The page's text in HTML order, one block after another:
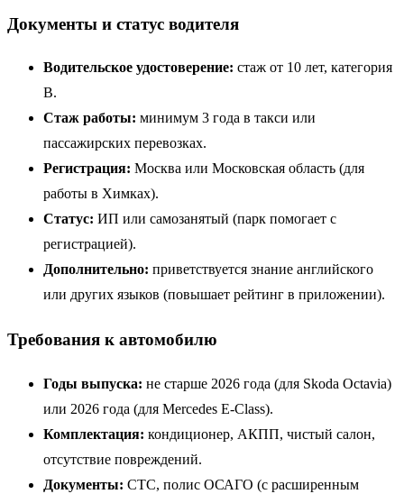
Документы и статус водителя
Водительское удостоверение: стаж от 10 лет, категория
B.
Стаж работы: минимум 3 года в такси или
пассажирских перевозках.
Регистрация: Москва или Московская область (для
работы в Химках).
Статус: ИП или самозанятый (парк помогает с
регистрацией).
Дополнительно: приветствуется знание английского
или других языков (повышает рейтинг в приложении).
Требования к автомобилю
Годы выпуска: не старше 2026 года (для Skoda Octavia)
или 2026 года (для Mercedes E-Class).
Комплектация: кондиционер, АКПП, чистый салон,
отсутствие повреждений.
Документы: СТС, полис ОСАГО (с расширенным